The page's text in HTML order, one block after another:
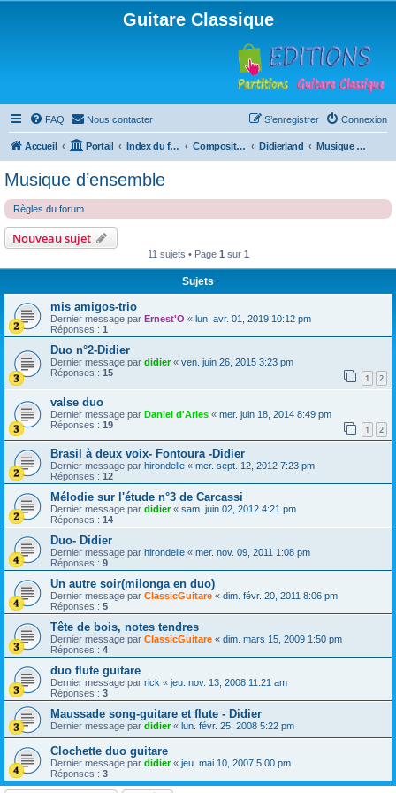
Guitare Classique
FAQ Nous contacter Connexion
S’enregistrer
Accueil Portail Index du forum Compositions Didierland Musique d’ensemble
Musique d’ensemble
Règles du forum
Nouveau sujet
11 sujets • Page 1 sur 1
Sujets
mis amigos-trio
Dernier message par Ernest'O « lun. avr. 01, 2019 10:12 pm
Réponses : 1
Duo n°2-Didier
Dernier message par didier« ven. juin 26, 2015 3:23 pm
Réponses : 15 1 2
valse duo
Dernier message par Daniel d'Arles « mer. juin 18, 2014 8:49 pm
Réponses : 19 1 2
Brasil à deux voix- Fontoura -Didier
Dernier message par hirondelle « mer. sept. 12, 2012 7:23 pm
Réponses : 12
Mélodie sur l'étude n°3 de Carcassi
Dernier message par didier« sam. juin 02, 2012 4:21 pm
Réponses : 14
Duo- Didier
Dernier message par hirondelle « mer. nov. 09, 2011 1:08 pm
Réponses : 9
Un autre soir(milonga en duo)
Dernier message par ClassicGuitare « dim. févr. 20, 2011 8:06 pm
Réponses : 5
Tête de bois, notes tendres
Dernier message par ClassicGuitare « dim. mars 15, 2009 1:50 pm
Réponses : 4
duo flute guitare
Dernier message par rick « jeu. nov. 13, 2008 11:21 am
Réponses : 3
Maussade song-guitare et flute - Didier
Dernier message par didier« lun. févr. 25, 2008 5:22 pm
Clochette duo guitare
Dernier message par didier« jeu. mai 10, 2007 5:00 pm
Réponses : 3